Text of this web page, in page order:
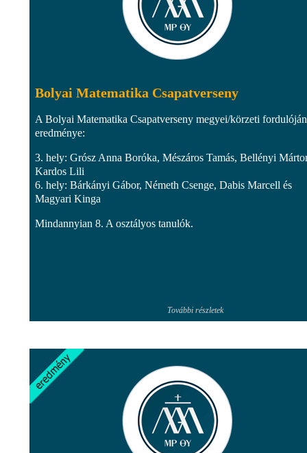
Bolyai Matematika Csapatverseny
A Bolyai Matematika Csapatverseny megyei/körzeti
eredménye:
3. hely: Grósz Anna Boróka, Mészáros Tamás, Bellényi
Kardos Lili
6. hely: Bárkányi Gábor, Németh Csenge, Dabis Marcell és
Magyari Kinga
Mindannyian 8. A osztályos tanulók.
További részletek